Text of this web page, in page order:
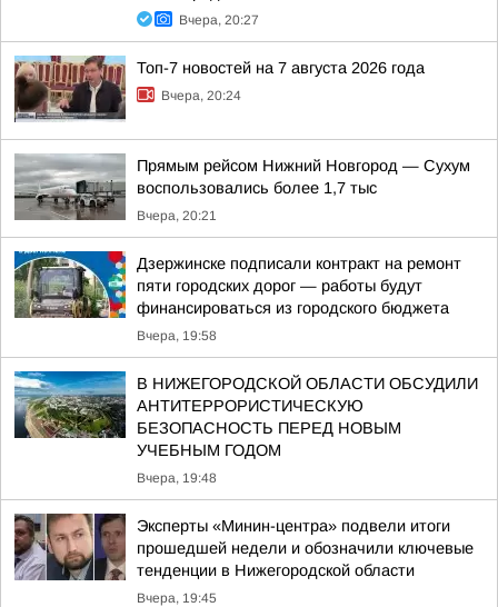
Вчера, 20:27
Топ-7 новостей на 7 августа 2026 года
Вчера, 20:24
Прямым рейсом Нижний Новгород — Сухум
воспользовались более 1,7 тыс
Вчера, 20:21
Дзержинске подписали контракт на ремонт
пяти городских дорог — работы будут
финансироваться из городского бюджета
Вчера, 19:58
В НИЖЕГОРОДСКОЙ ОБЛАСТИ ОБСУДИЛИ
АНТИТЕРРОРИСТИЧЕСКУЮ
БЕЗОПАСНОСТЬ ПЕРЕД НОВЫМ
УЧЕБНЫМ ГОДОМ
Вчера, 19:48
Эксперты «Минин-центра» подвели итоги
прошедшей недели и обозначили ключевые
тенденции в Нижегородской области
Вчера, 19:45